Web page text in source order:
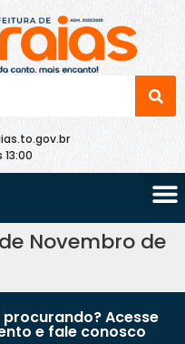
de Novembro de
Acesse
e fale conosco